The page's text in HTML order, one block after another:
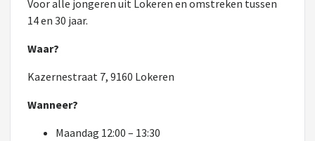
Voor alle jongeren uit Lokeren en omstreken tussen
14 en 30 jaar.
Waar?
Kazernestraat 7, 9160 Lokeren
Wanneer?
Maandag 12:00 – 13:30